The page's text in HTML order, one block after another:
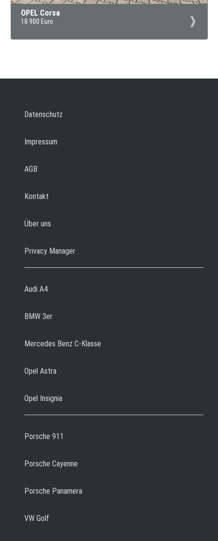
OPEL Corsa
18.900 Euro
Datenschutz
Impressum
AGB
Kontakt
Über uns
Privacy Manager
Audi A4
BMW 3er
Mercedes Benz C-Klasse
Opel Astra
Opel Insignia
Porsche 911
Porsche Cayenne
Porsche Panamera
VW Golf